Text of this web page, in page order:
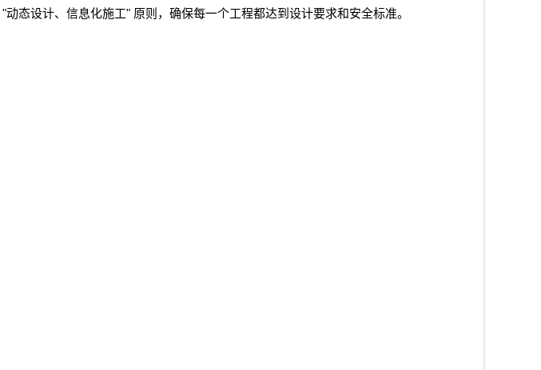
"动态设计、信息化施工" 原则，确保每一个工程都达到设计要求和安全标准。